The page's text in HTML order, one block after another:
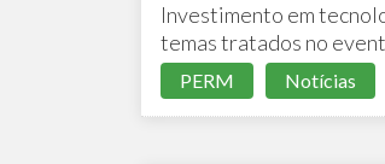
Investimento em
temas tratados no
PERM Notícias